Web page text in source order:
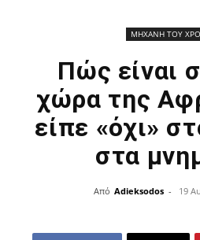
ΜΗΧΑΝΗ ΤΟΥ
Πώς είναι
χώρα της
είπε «όχι»
στα
Από Adieksodos - 19